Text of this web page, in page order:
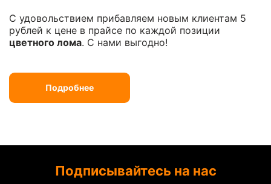
С удовольствием прибавляем новым клиентам 5
рублей к цене в прайсе по каждой позиции
цветного лома. С нами выгодно!
Подробнее
Подписывайтесь на нас